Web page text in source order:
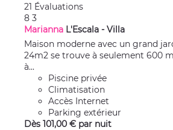
21 Évaluations
8 3
Marianna L'Escala - Villa
Maison moderne avec un grand
24m2 se trouve à seulement 600
à...
Piscine privée
Climatisation
Accès Internet
Parking extérieur
Dès 101,00 € par nuit